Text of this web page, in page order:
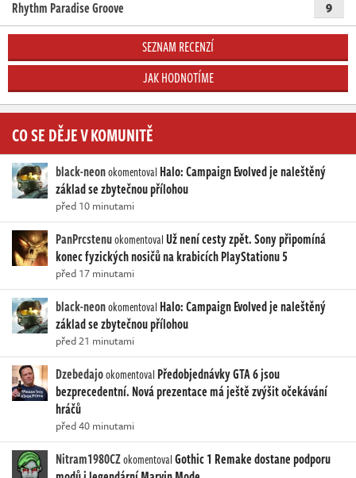
Rhythm Paradise Groove 9
SEZNAM RECENZÍ
JAK HODNOTÍME
CO SE DĚJE V KOMUNITĚ
black-neonokomentoval Halo: Campaign Evolved je naleštěný
základ se zbytečnou přílohou
před 10 minutami
PanPrcstenuokomentovalUž není cesty zpět. Sony připomíná
konec fyzických nosičů na krabicích PlayStationu 5
před 17 minutami
black-neonokomentoval Halo: Campaign Evolved je naleštěný
základ se zbytečnou přílohou
před 21 minutami
Dzebedajookomentoval Předobjednávky GTA 6 jsou
bezprecedentní. Nová prezentace má ještě zvýšit očekávání
hráčů
před 40 minutami
Nitram1980CZokomentovalGothic 1 Remake dostane podporu